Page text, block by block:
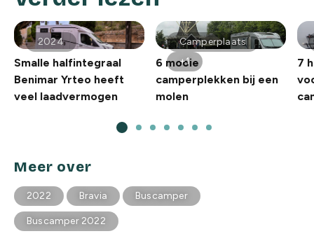
2024
Smalle halfintegraal
Benimar Yrteo heeft
veel laadvermogen
Camperplaats
+1
6 mooie
camperplekken bij een
molen
7
Meer over
2022 Bravia Buscamper
Buscamper 2022